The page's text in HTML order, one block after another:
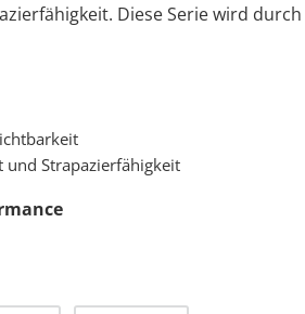
Diese Serie wird
und Strapazierfähigkeit